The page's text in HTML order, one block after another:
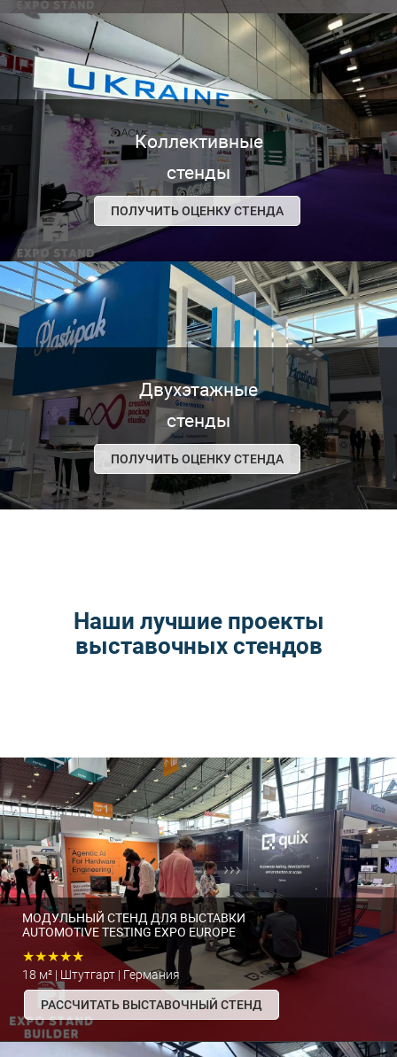
Коллективные
стенды
ПОЛУЧИТЬ ОЦЕНКУ СТЕНДА
Двухэтажные
стенды
ПОЛУЧИТЬ ОЦЕНКУ СТЕНДА
Наши лучшие проекты
выставочных стендов
МОДУЛЬНЫЙ СТЕНД ДЛЯ ВЫСТАВКИ
AUTOMOTIVE TESTING EXPO EUROPE
★★★★★
18 м² | Штутгарт | Германия
РАССЧИТАТЬ ВЫСТАВОЧНЫЙ СТЕНД